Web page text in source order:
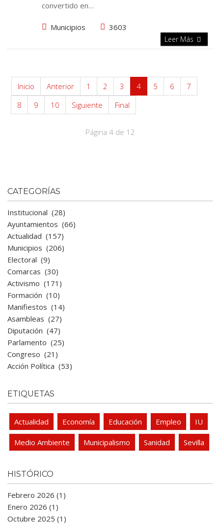
convertido en…
Municipios 3603
Leer Más
Inicio Anterior 1 2 3 4 5 6
7
8
9 10 Siguiente Final
Página 4 de 12
CATEGORÍAS
Institucional (28)
Ayuntamientos (66)
Actualidad (157)
Municipios (206)
Electoral (9)
Comarcas (30)
Activismo (171)
Formación (10)
Manifiestos (14)
Asambleas (27)
Diputación (47)
Parlamento (25)
Congreso (21)
Acción Política (53)
ETIQUETAS
Actualidad Economía Educación Empleo IU
Medio Ambiente Municipalismo Sanidad Sevilla
HISTÓRICO
Febrero 2026 (1)
Enero 2026 (1)
Octubre 2025 (1)